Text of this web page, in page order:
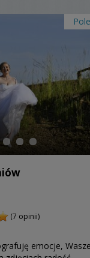
(7 opinii)
emocje,